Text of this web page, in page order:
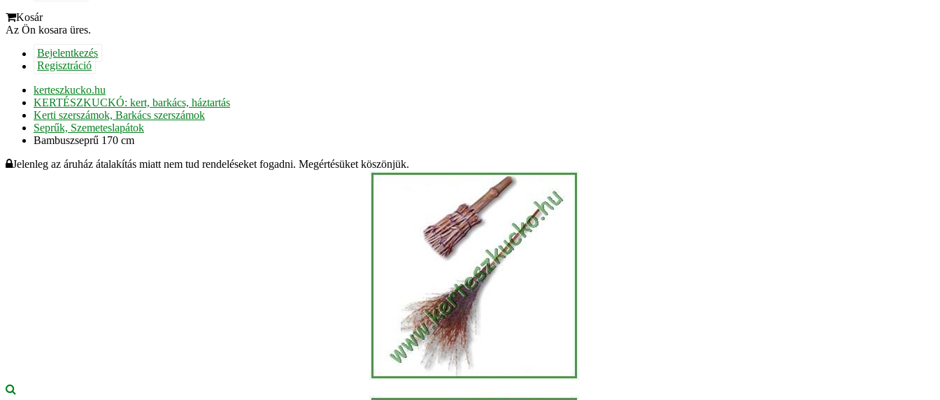
Kosár
Az Ön kosara üres.
Bejelentkezés
Regisztráció
kerteszkucko.hu
KERTÉSZKUCKÓ: kert, barkács, háztartás
Kerti szerszámok, Barkács szerszámok
Seprűk, Szemeteslapátok
Bambuszseprű 170 cm
Jelenleg az áruház átalakítás miatt nem tud rendeléseket fogadni. Megértésüket köszönjük.